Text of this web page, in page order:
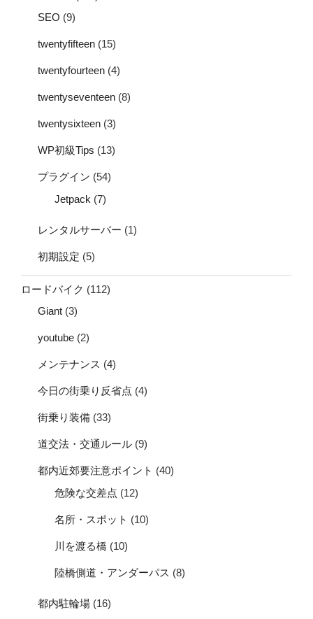
SEO (9)
twentyfifteen (15)
twentyfourteen (4)
twentyseventeen (8)
twentysixteen (3)
WP初級Tips (13)
プラグイン (54)
Jetpack (7)
レンタルサーバー (1)
初期設定 (5)
ロードバイク (112)
Giant (3)
youtube (2)
メンテナンス (4)
今日の街乗り反省点 (4)
街乗り装備 (33)
道交法・交通ルール (9)
都内近郊要注意ポイント (40)
危険な交差点 (12)
名所・スポット (10)
川を渡る橋 (10)
陸橋側道・アンダーパス (8)
都内駐輪場 (16)